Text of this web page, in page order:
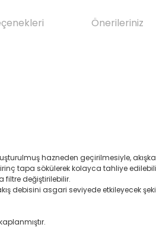
Önerileriniz
hazneden geçirilmesiyle,
tapa sökülerek kolayca tahliye
filtre değiştirilebilir.
debisini asgari seviyede etkileyecek